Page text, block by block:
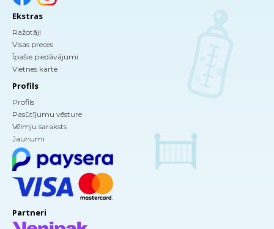
Ekstras
Ražotāji
Visas preces
Īpašie piedāvājumi
Vietnes karte
Profils
Profils
Pasūtījumu vēsture
Vēlmju saraksts
Jaunumi
Partneri